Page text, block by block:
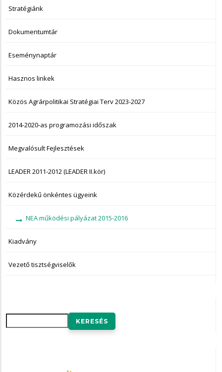
Stratégiánk
Dokumentumtár
Eseménynaptár
Hasznos linkek
Közös Agrárpolitikai Stratégiai Terv 2023-2027
2014-2020-as programozási időszak
Megvalósult Fejlesztések
LEADER 2011-2012 (LEADER II.kör)
Közérdekű önkéntes ügyeink
NEA működési pályázat 2015-2016
Kiadvány
Vezető tisztségviselők